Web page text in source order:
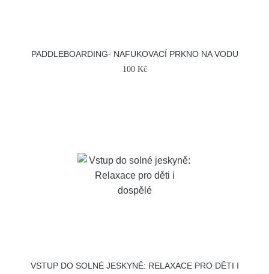
PADDLEBOARDING- NAFUKOVACÍ PRKNO NA VODU
100 Kč
VSTUP DO SOLNÉ JESKYNĚ: RELAXACE PRO DĚTI I